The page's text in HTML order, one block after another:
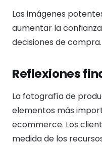
Las imágenes
aumentar la
decisiones de compra.
Reflexiones
La fotografía de
elementos más
ecommerce. Los
medida de los